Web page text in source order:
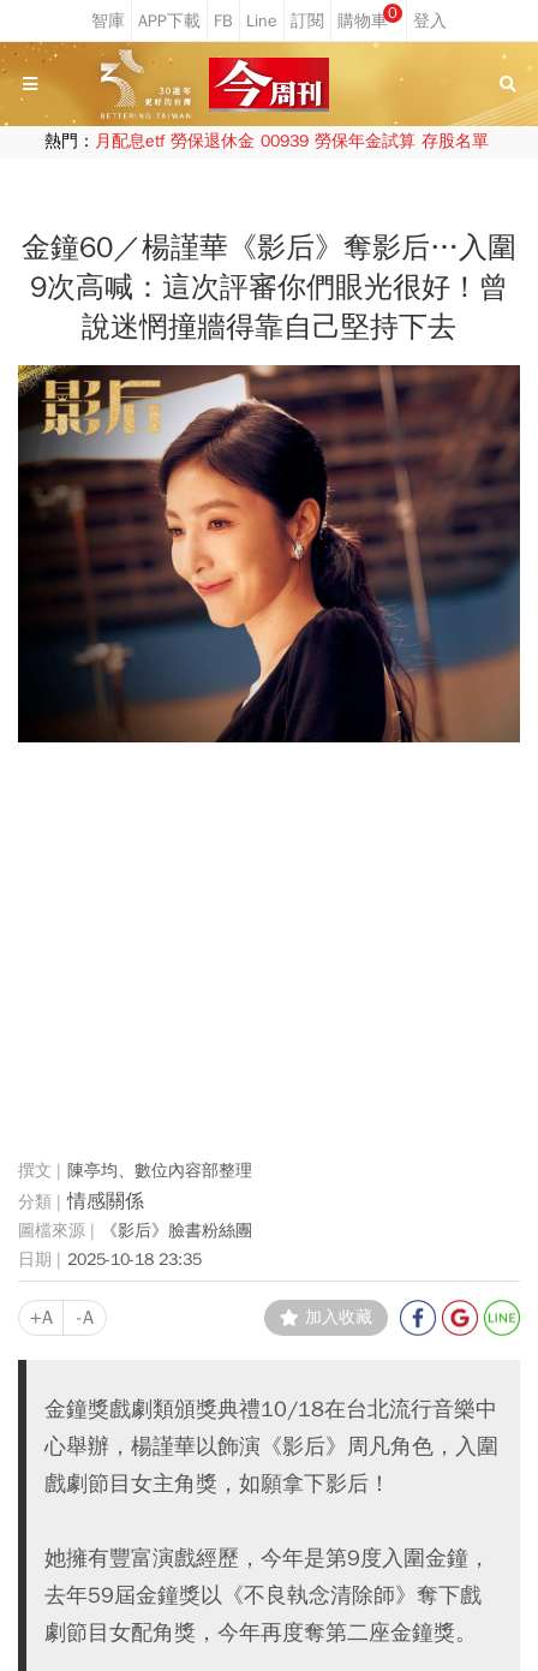
0
熱門： 月配息etf 勞保退休金 00939 勞保年金試算 存股名單
金鐘60／楊謹華《影后》奪影后…入圍
9次高喊：這次評審你們眼光很好！曾
說迷惘撞牆得靠自己堅持下去
陳亭均、數位內容部整理
情感關係
《影后》臉書粉絲團
2025-10-18 23:35
+A -A 加入收藏
金鐘獎戲劇類頒獎典禮10/18在台北流行音樂中
心舉辦，楊謹華以飾演《影后》周凡角色，入圍
戲劇節目女主角獎，如願拿下影后！
她擁有豐富演戲經歷，今年是第9度入圍金鐘，
去年59屆金鐘獎以《不良執念清除師》奪下戲
劇節目女配角獎，今年再度奪第二座金鐘獎。